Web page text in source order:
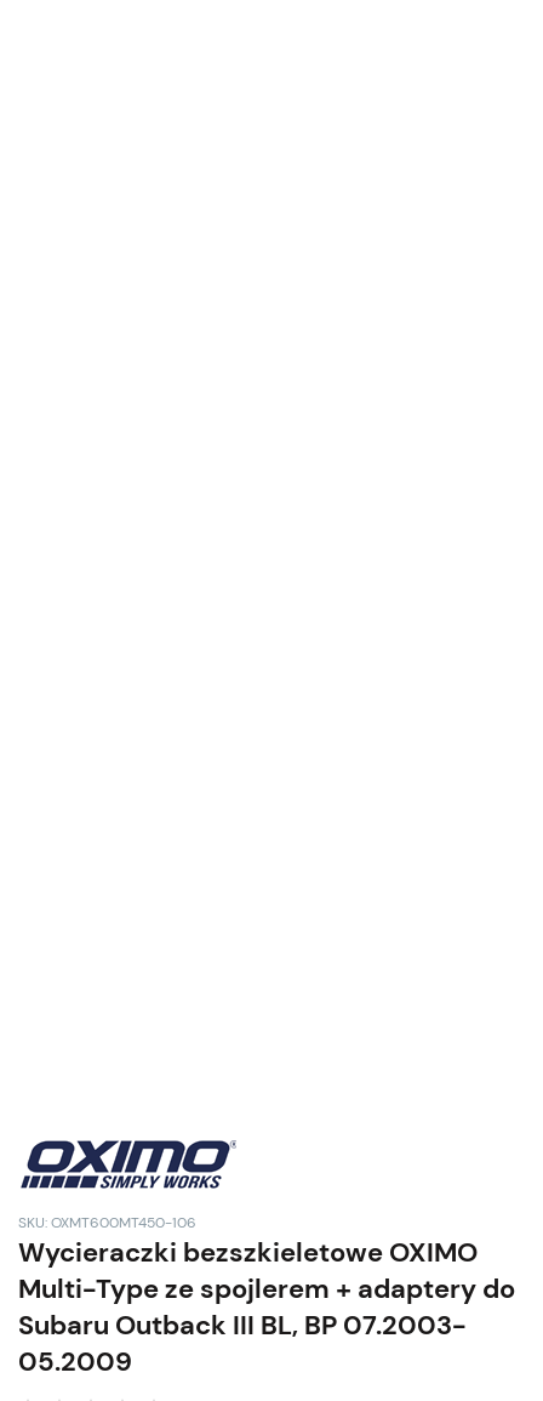
SKU: OXMT600MT450-106
Wycieraczki bezszkieletowe OXIMO
Multi-Type ze spojlerem + adaptery do
Subaru Outback III BL, BP 07.2003-
05.2009